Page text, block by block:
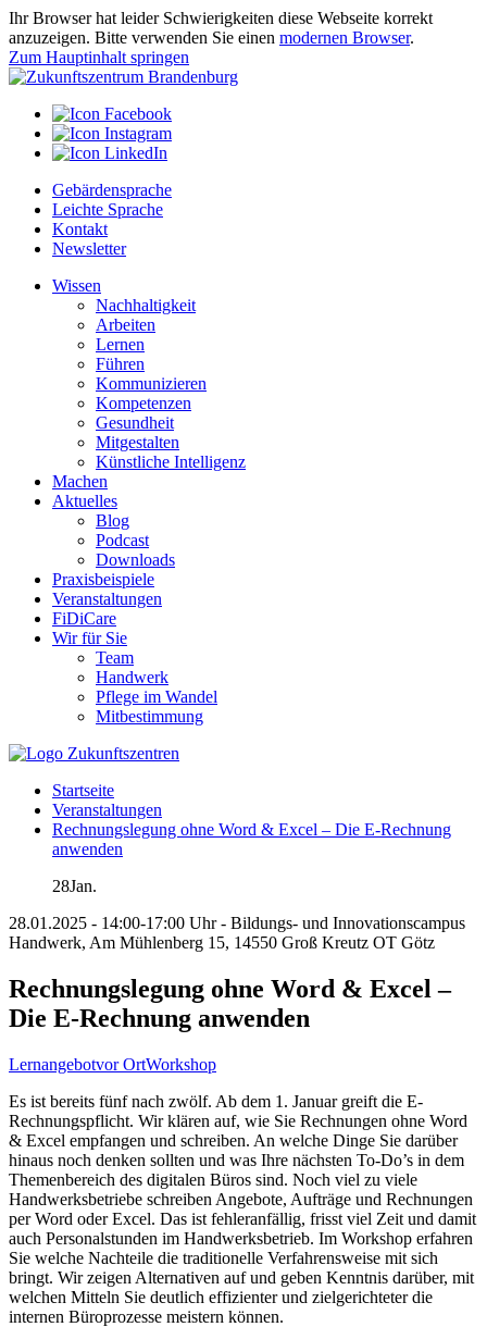
Ihr Browser hat leider Schwierigkeiten diese Webseite korrekt
anzuzeigen. Bitte verwenden Sie einen modernen Browser.
Zum Hauptinhalt springen
Gebärdensprache
Leichte Sprache
Kontakt
Newsletter
Wissen
Nachhaltigkeit
Arbeiten
Lernen
Führen
Kommunizieren
Kompetenzen
Gesundheit
Mitgestalten
Künstliche Intelligenz
Machen
Aktuelles
Blog
Podcast
Downloads
Praxisbeispiele
Veranstaltungen
FiDiCare
Wir für Sie
Team
Handwerk
Pflege im Wandel
Mitbestimmung
Startseite
Veranstaltungen
Rechnungslegung ohne Word & Excel – Die E-Rechnung
anwenden
28Jan.
28.01.2025 - 14:00-17:00 Uhr - Bildungs- und Innovationscampus
Handwerk, Am Mühlenberg 15, 14550 Groß Kreutz OT Götz
Rechnungslegung ohne Word & Excel –
Die E-Rechnung anwenden
Lernangebotvor OrtWorkshop
Es ist bereits fünf nach zwölf. Ab dem 1. Januar greift die E-
Rechnungspflicht. Wir klären auf, wie Sie Rechnungen ohne Word
& Excel empfangen und schreiben. An welche Dinge Sie darüber
hinaus noch denken sollten und was Ihre nächsten To-Do’s in dem
Themenbereich des digitalen Büros sind. Noch viel zu viele
Handwerksbetriebe schreiben Angebote, Aufträge und Rechnungen
per Word oder Excel. Das ist fehleranfällig, frisst viel Zeit und damit
auch Personalstunden im Handwerksbetrieb. Im Workshop erfahren
Sie welche Nachteile die traditionelle Verfahrensweise mit sich
bringt. Wir zeigen Alternativen auf und geben Kenntnis darüber, mit
welchen Mitteln Sie deutlich effizienter und zielgerichteter die
internen Büroprozesse meistern können.